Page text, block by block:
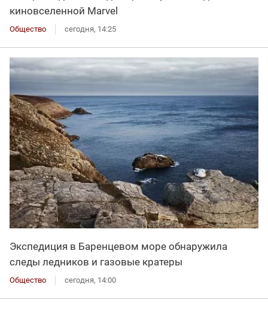
киновселенной Marvel
Общество сегодня, 14:25
Экспедиция в Баренцевом море обнаружила
следы ледников и газовые кратеры
Общество сегодня, 14:00